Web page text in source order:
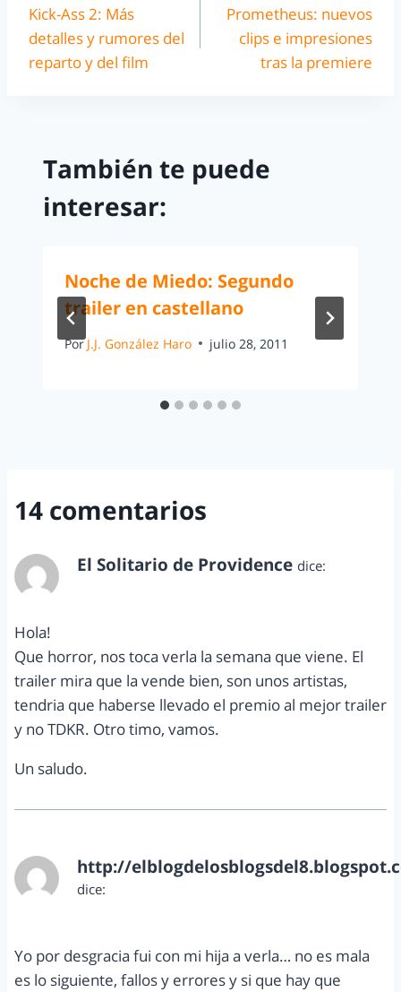
Kick-Ass 2: Más
detalles y rumores del
reparto y del film
Prometheus: nuevos
clips e impresiones
tras la premiere
También te puede
interesar:
Noche de Miedo: Segundo
trailer en castellano
Por J.J. González Haro julio 28, 2011
14 comentarios
El Solitario de Providence dice:
Hola!
Que horror, nos toca verla la semana que viene. El
trailer mira que la vende bien, son unos artistas,
tendria que haberse llevado el premio al mejor trailer
y no TDKR. Otro timo, vamos.
Un saludo.
http://
dice:
Yo por desgracia fui con mi hija a verla… no es mala
es lo siguiente, fallos y errores y si que hay que